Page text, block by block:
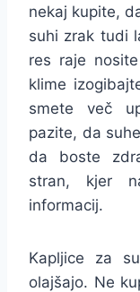
nekaj kupite,
suhi zrak tudi
res raje
klime
smete več
pazite, da
da boste
stran, kjer
informacij.
Kapljice za
olajšajo. Ne